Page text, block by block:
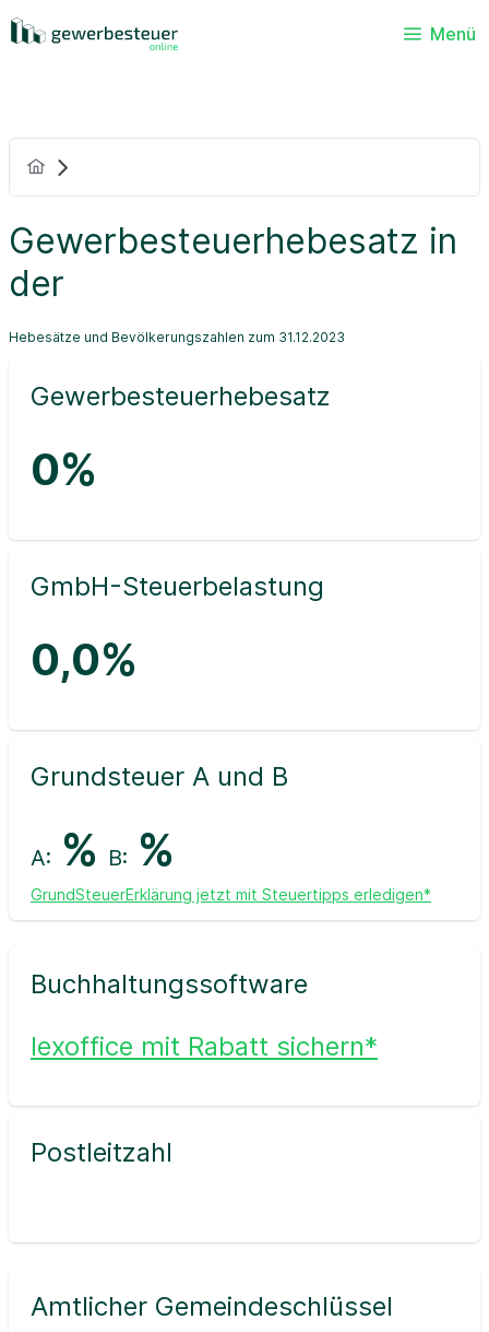
Menü
Gewerbesteuerhebesatz in
der
Hebesätze und Bevölkerungszahlen zum 31.12.2023
Gewerbesteuerhebesatz
0%
GmbH-Steuerbelastung
0,0%
Grundsteuer A und B
A: % B: %
GrundSteuerErklärung jetzt mit Steuertipps erledigen*
Buchhaltungssoftware
lexoffice mit Rabatt sichern*
Postleitzahl
Amtlicher Gemeindeschlüssel